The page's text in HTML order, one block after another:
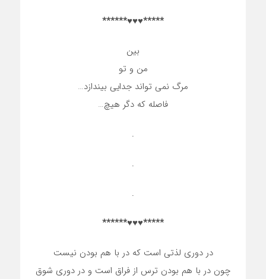
*****♥♥♥******
بین
من و تو
مرگ نمی تواند جدایی بیندازد…
فاصله که دگر هیچ…
.
.
.
*****♥♥♥******
در دوری لذتی است که در با هم بودن نیست
چون در با هم بودن ترس از فراق است و در دوری شوق